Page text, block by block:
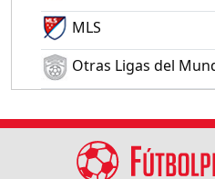
MLS
Otras Ligas del